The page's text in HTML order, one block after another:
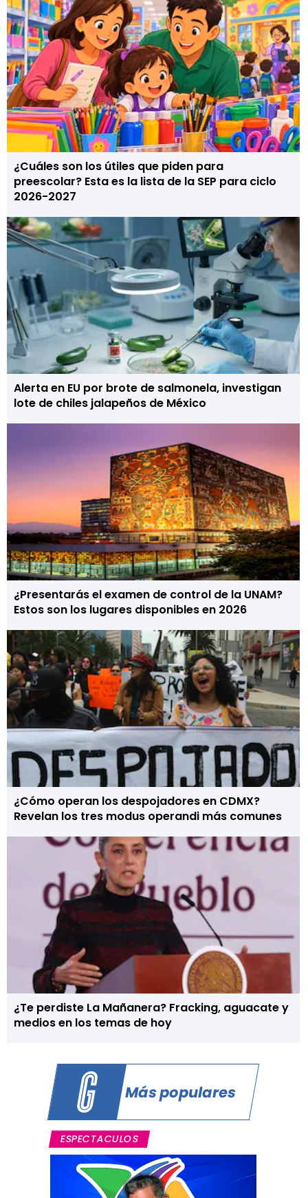
¿Cuáles son los útiles que piden para
preescolar? Esta es la lista de la SEP para ciclo
2026-2027
Alerta en EU por brote de salmonela, investigan
lote de chiles jalapeños de México
¿Presentarás el examen de control de la UNAM?
Estos son los lugares disponibles en 2026
¿Cómo operan los despojadores en CDMX?
Revelan los tres modus operandi más comunes
¿Te perdiste La Mañanera? Fracking, aguacate y
medios en los temas de hoy
Más populares
ESPECTACULOS